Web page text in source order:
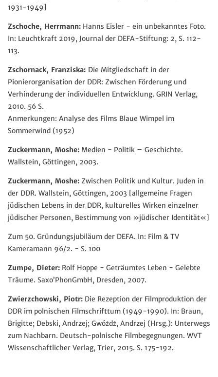
1931-1949]
Zschoche, Herrmann: Hanns Eisler - ein unbekanntes Foto.
In: Leuchtkraft 2019, Journal der DEFA-Stiftung: 2, S. 112-
113.
Zschornack, Franziska: Die Mitgliedschaft in der
Pionierorganisation der DDR: Zwischen Förderung und
Verhinderung der individuellen Entwicklung. GRIN Verlag,
2010. 56 S.
Anmerkungen: Analyse des Films Blaue Wimpel im
Sommerwind (1952)
Zuckermann, Moshe: Medien - Politik – Geschichte.
Wallstein, Göttingen, 2003.
Zuckermann, Moshe: Zwischen Politik und Kultur. Juden in
der DDR. Wallstein, Göttingen, 2003 [allgemeine Fragen
jüdischen Lebens in der DDR, kulturelles Wirken einzelner
jüdischer Personen, Bestimmung von »jüdischer Identität«]
Zum 50. Gründungsjubiläum der DEFA. In: Film & TV
Kameramann 96/2. - S. 100
Zumpe, Dieter: Rolf Hoppe - Geträumtes Leben - Gelebte
Träume. Saxo’PhonGmbH, Dresden, 2007.
Zwierzchowski, Piotr: Die Rezeption der Filmproduktion der
DDR im polnischen Filmschrifttum (1949-1990). In: Braun,
Brigitte; Debski, Andrzej; Gwóźdź, Andrzej (Hrsg.): Unterwegs
zum Nachbarn. Deutsch-polnische Filmbegegnungen. WVT
Wissenschaftlicher Verlag, Trier, 2015. S. 175-192.